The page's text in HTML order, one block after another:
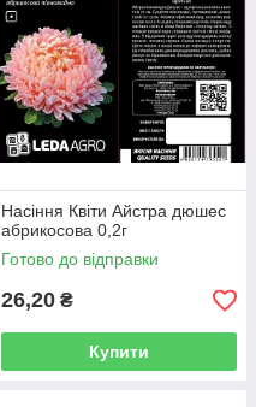
Насіння Квіти Айстра дюшес
абрикосова 0,2г
Готово до відправки
26,20 ₴
Купити